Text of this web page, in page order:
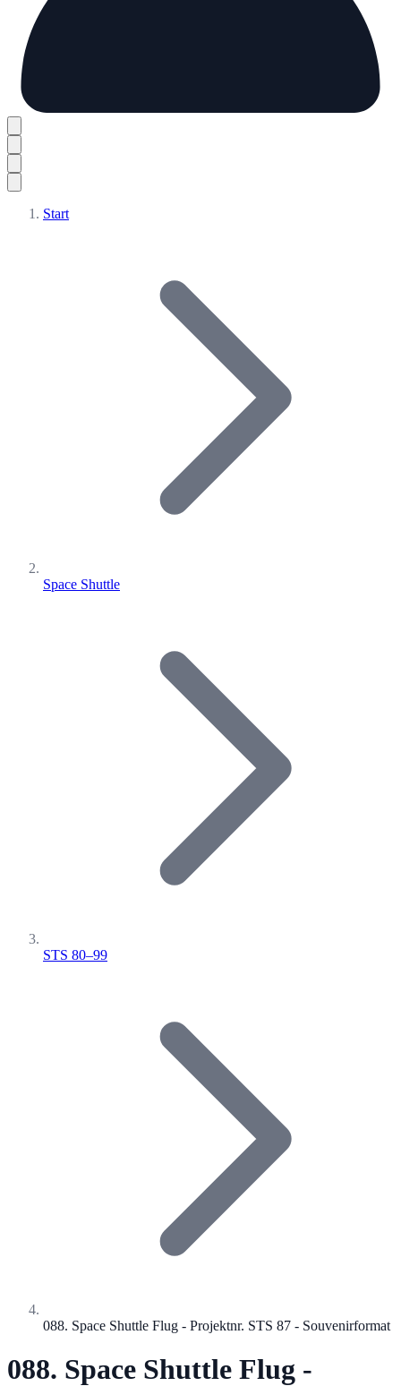
Start
Space Shuttle
STS 80–99
088. Space Shuttle Flug - Projektnr. STS 87 - Souvenirformat
088. Space Shuttle Flug -